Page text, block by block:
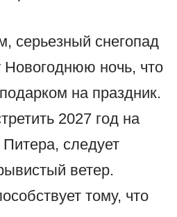
серьезный снегопад
Новогоднюю ночь, что
на праздник.
2027 год на
следует
ветер.
тому, что